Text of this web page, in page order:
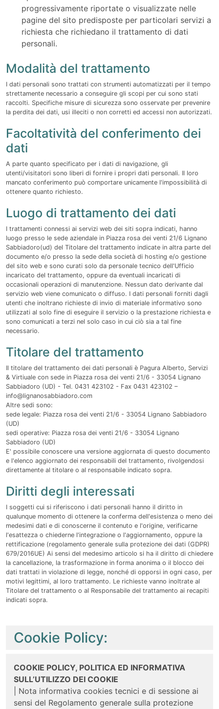
progressivamente riportate o visualizzate nelle
pagine del sito predisposte per particolari servizi a
richiesta che richiedano il trattamento di dati
personali.
Modalità del trattamento
I dati personali sono trattati con strumenti automatizzati per il tempo
strettamente necessario a conseguire gli scopi per cui sono stati
raccolti. Specifiche misure di sicurezza sono osservate per prevenire
la perdita dei dati, usi illeciti o non corretti ed accessi non autorizzati.
Facoltatività del conferimento dei
dati
A parte quanto specificato per i dati di navigazione, gli
utenti/visitatori sono liberi di fornire i propri dati personali. Il loro
mancato conferimento può comportare unicamente l'impossibilità di
ottenere quanto richiesto.
Luogo di trattamento dei dati
I trattamenti connessi ai servizi web dei siti sopra indicati, hanno
luogo presso le sede aziendale in Piazza rosa dei venti 21/6 Lignano
Sabbiadoro(ud) del Titolare del trattamento indicate in altra parte del
documento e/o presso la sede della società di hosting e/o gestione
del sito web e sono curati solo da personale tecnico dell'Ufficio
incaricato del trattamento, oppure da eventuali incaricati di
occasionali operazioni di manutenzione. Nessun dato derivante dal
servizio web viene comunicato o diffuso. I dati personali forniti dagli
utenti che inoltrano richieste di invio di materiale informativo sono
utilizzati al solo fine di eseguire il servizio o la prestazione richiesta e
sono comunicati a terzi nel solo caso in cui ciò sia a tal fine
necessario.
Titolare del trattamento
Il titolare del trattamento dei dati personali è Pagura Alberto, Servizi
& Virtiuale con sede in Piazza rosa dei venti 21/6 - 33054 Lignano
Sabbiadoro (UD) - Tel. 0431 423102 - Fax 0431 423102 –
info@lignanosabbiadoro.com
Altre sedi sono:
sede legale: Piazza rosa dei venti 21/6 - 33054 Lignano Sabbiadoro
(UD)
sedi operative: Piazza rosa dei venti 21/6 - 33054 Lignano
Sabbiadoro (UD)
E' possibile conoscere una versione aggiornata di questo documento
e l'elenco aggiornato dei responsabili del trattamento, rivolgendosi
direttamente al titolare o al responsabile indicato sopra.
Diritti degli interessati
I soggetti cui si riferiscono i dati personali hanno il diritto in
qualunque momento di ottenere la conferma dell'esistenza o meno dei
medesimi dati e di conoscerne il contenuto e l'origine, verificarne
l'esattezza o chiederne l'integrazione o l'aggiornamento, oppure la
rettificazione (regolamento generale sulla protezione dei dati (GDPR)
679/2016UE) Ai sensi del medesimo articolo si ha il diritto di chiedere
la cancellazione, la trasformazione in forma anonima o il blocco dei
dati trattati in violazione di legge, nonché di opporsi in ogni caso, per
motivi legittimi, al loro trattamento. Le richieste vanno inoltrate al
Titolare del trattamento o al Responsabile del trattamento ai recapiti
indicati sopra.
Cookie Policy:
COOKIE POLICY, POLITICA ED INFORMATIVA
SULL’UTILIZZO DEI COOKIE
| Nota informativa cookies tecnici e di sessione ai
sensi del Regolamento generale sulla protezione